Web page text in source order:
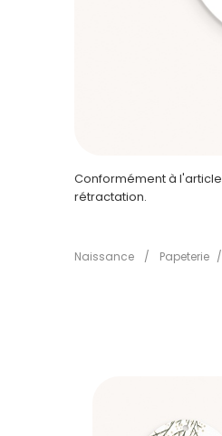
Naissance / Papeterie /
Conformément à
rétractation.